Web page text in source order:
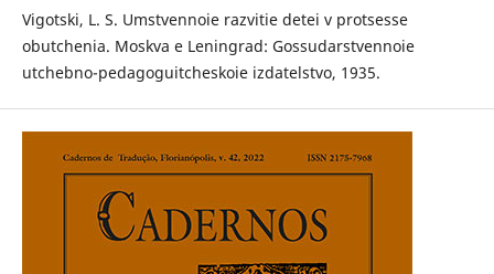
Vigotski, L. S. Umstvennoie razvitie detei v protsesse
obutchenia. Moskva e Leningrad: Gossudarstvennoie
utchebno-pedagoguitcheskoie izdatelstvo, 1935.